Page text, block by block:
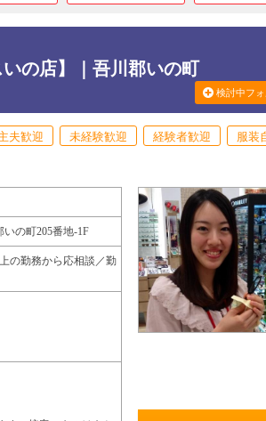
の店】｜吾川郡いの町
検討中フ
夫歓迎 未経験歓迎 経験者歓迎
服装
いの町205番地-1F
の勤務から応相談／勤